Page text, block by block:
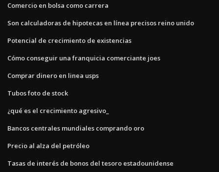
Comercio en bolsa como carrera
Son calculadoras de hipotecas en línea precisos reino unido
Potencial de crecimiento de existencias
Cómo conseguir una franquicia comerciante joes
Comprar dinero en linea usps
Tubos foto de stock
¿qué es el crecimiento agresivo_
Bancos centrales mundiales comprando oro
Precio al alza del petróleo
Tasas de interés de bonos del tesoro estadounidense